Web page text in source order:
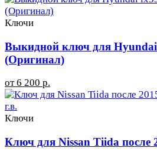
Ключи
Выкидной ключ для Hyundai
(Оригинал)
от 6 200 р.
Ключи
Ключ для Nissan Tiida после